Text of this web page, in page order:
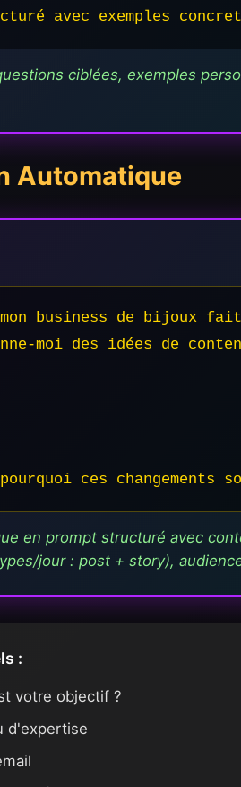
avec exemples
ciblées, exemples
Automatique
mon business de bijoux
moi des idées de
ces changements
en prompt structuré avec
jour : post + story),
:
votre objectif ?
d'expertise